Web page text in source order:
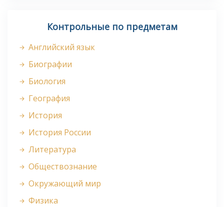
Контрольные по предметам
Английский язык
Биографии
Биология
География
История
История России
Литература
Обществознание
Окружающий мир
Физика